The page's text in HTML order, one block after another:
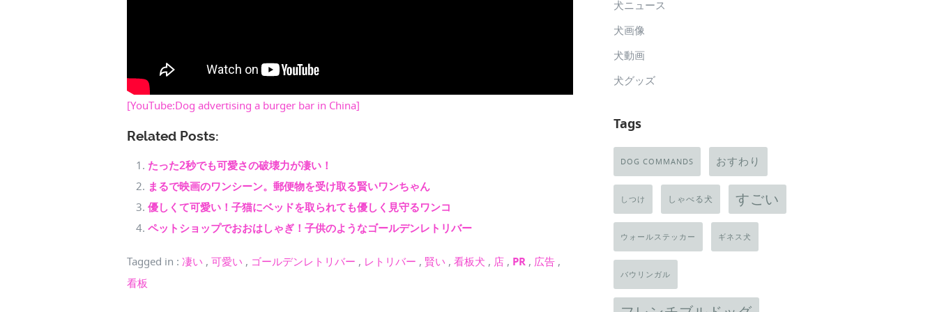
[YouTube:Dog advertising a burger bar in China]
Related Posts:
たった2秒でも可愛さの破壊力が凄い！
まるで映画のワンシーン。郵便物を受け取る賢いワンちゃん
優しくて可愛い！子猫にベッドを取られても優しく見守るワンコ
ペットショップでおおはしゃぎ！子供のようなゴールデンレトリバー
Tagged in : 凄い , 可愛い , ゴールデンレトリバー , レトリバー , 賢い , 看板犬 , 店 , PR , 広告 ,
看板
犬ニュース
犬画像
犬動画
犬グッズ
Tags
DOG COMMANDS おすわり
しつけ しゃべる犬 すごい
ウォールステッカー ギネス犬
バウリンガル